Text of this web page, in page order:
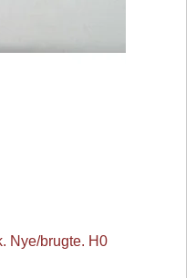
Nye/brugte. H0